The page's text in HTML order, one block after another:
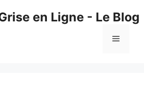
en Ligne - Le Blog
Menu